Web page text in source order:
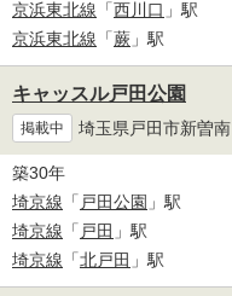
京浜東北線 「西川口 」駅
京浜東北線 「蕨 」駅
キャッスル戸田公園
掲載中 埼玉県戸田市新曽南
築30年
埼京線 「 戸田公園 」駅
埼京線 「 戸田 」駅
埼京線 「北戸田 」駅